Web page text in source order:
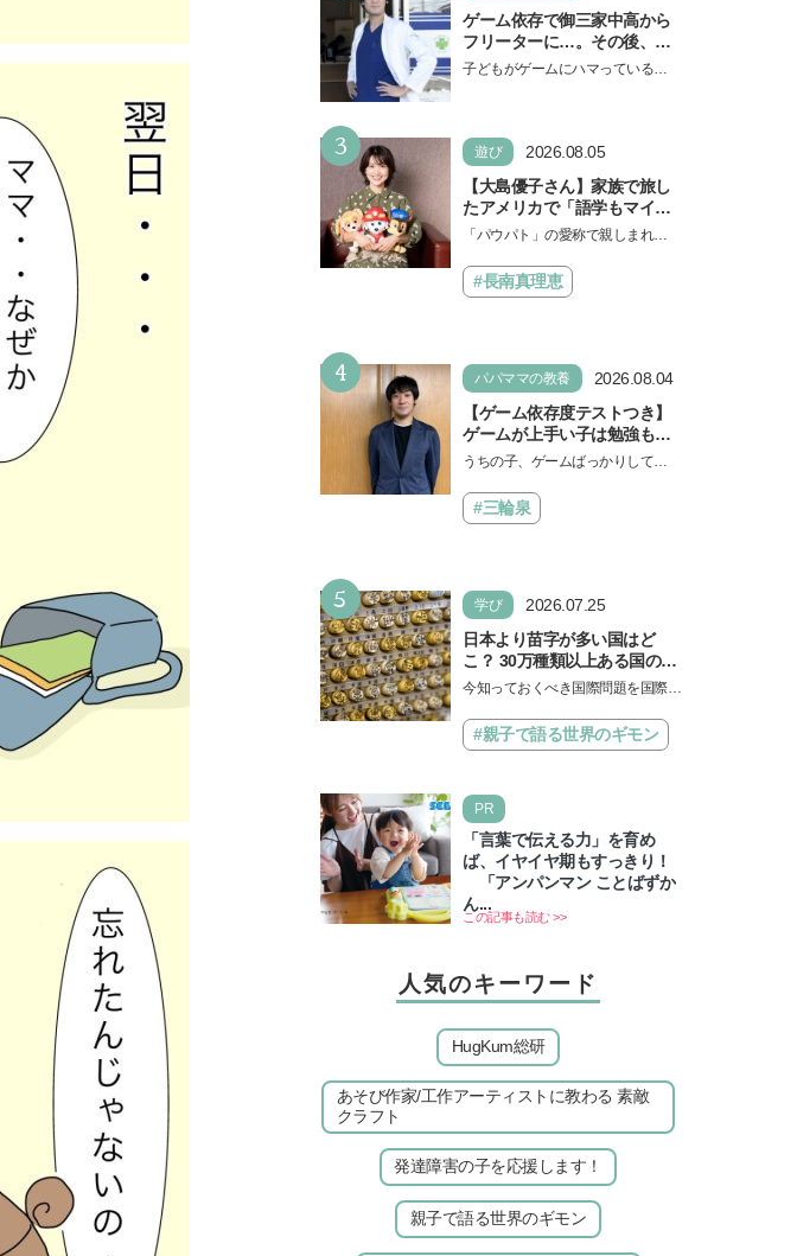
ゲーム依存で御三家中高から
フリーターに…。その後、医
学部へ逆転合格した現役医師
子どもがゲームにハマっている
3 遊び
2026.08.05
【大島優子さん】家族で旅し
たアメリカで「語学もマイン
ドも！ 子どもの成長はすごか
『パウ・パトロール ザ・ダイ
ノ・ムービー』ではあきらめ
「パウパト」の愛称で親しまれる
の劇場版シリーズ第3弾、映画『パ
ウ・パトロール ザ…
#長南真理恵
4 パパママの教養
2026.08.04
【ゲーム依存度テストつき】
ゲームが上手い子は勉強もで
きる？御三家中高卒でゲーマ
えるゲームしながら受験で勝
つためのメソッド
うちの子、ゲームばっかりしてい
言し、子どもとトラブルになる家
庭は多いもの。でも…
#三輪泉
5 学び
2026.07.25
日本より苗字が多い国はど
こ？ 30万種類以上ある国の理
由とは【親子で語る国際問
今知っておくべき国際問題を国際政
る「親子で語る国際問題」。今回
は、苗字の種類…
#親子で語る世界のギモン
PR
「言葉で伝える力」を育め
ば、イヤイヤ期もすっきり！
「アンパンマン ことばずか
ん...
この記事も読む >>
人気のキーワード
HugKum総研
あそび作家/工作アーティストに教わる 素敵
クラフト
発達障害の子を応援します！
親子で語る世界のギモン